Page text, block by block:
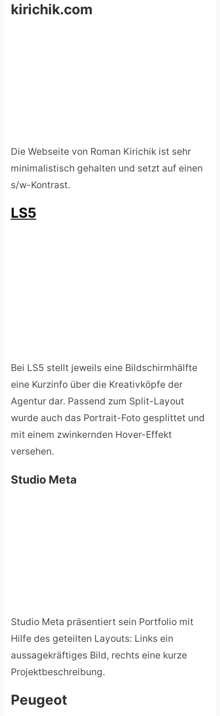
kirichik.com
Die Webseite von Roman Kirichik ist sehr
minimalistisch gehalten und setzt auf einen
s/w-Kontrast.
LS5
Bei LS5 stellt jeweils eine Bildschirmhälfte
eine Kurzinfo über die Kreativköpfe der
Agentur dar. Passend zum Split-Layout
wurde auch das Portrait-Foto gesplittet und
mit einem zwinkernden Hover-Effekt
versehen.
Studio Meta
Studio Meta präsentiert sein Portfolio mit
Hilfe des geteilten Layouts: Links ein
aussagekräftiges Bild, rechts eine kurze
Projektbeschreibung.
Peugeot